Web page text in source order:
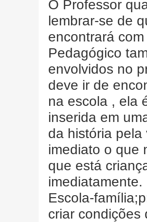
O Professor
lembrar-se de
encontrará
Pedagógico
envolvidos no
deve ir de
na escola , ela
inserida em
da história
imediato o que
que está
imediatamente.
Escola-
criar condições